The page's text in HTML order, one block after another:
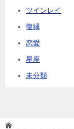
ツインレイ
復縁
恋愛
星座
未分類